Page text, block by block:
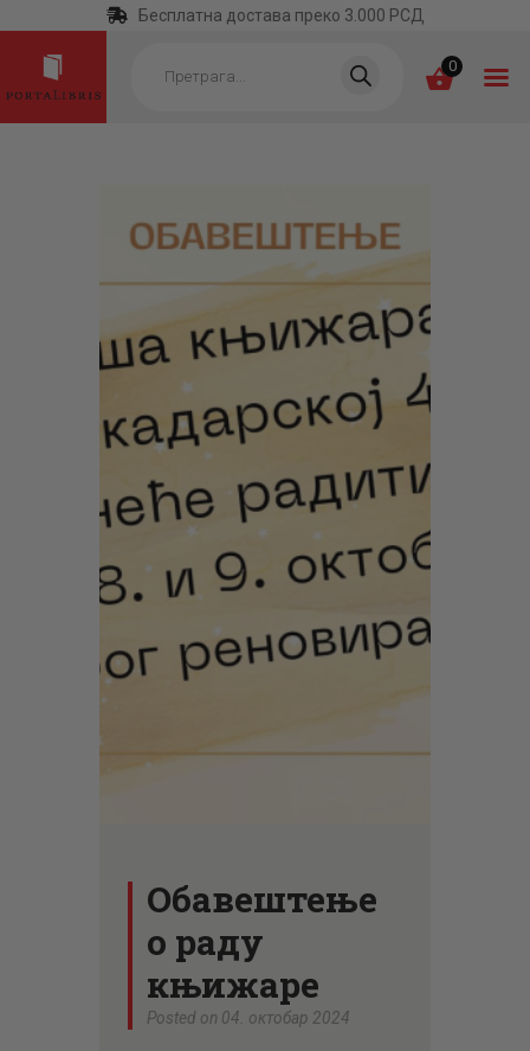
Бесплатна достава преко 3.000 РСД
search 0
КАТЕГОРИЈЕ
НАЈПРОДАВАНИЈЕ
НОВЕ КЊИГЕ
ОТРГНУТО ОД
ЗАБОРАВА
АУТОРИ
АКТУЕЛНОСТИ
ЦЕНОВНИК
ПИСМО
Обавештење
о раду
књижаре
Posted on 04. октобар 2024